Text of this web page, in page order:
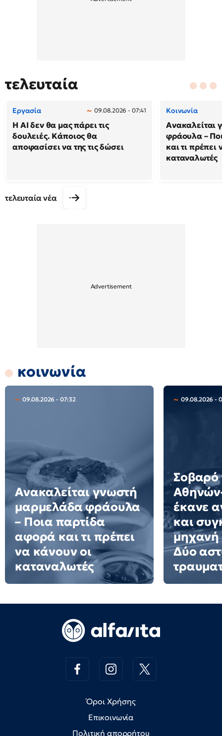
τελευταία
Εργασία 09.08.2026 - 07:41
Η AI δεν θα μας πάρει τις
δουλειές. Κάποιος θα
αποφασίσει να της τις δώσει
Κοινωνία
Ανακαλείται
φράουλα –
και τι πρέπει
καταναλωτές
τελευταία νέα
κοινωνία
09.08.2026 - 07:32
Ανακαλείται γνωστή
μαρμελάδα φράουλα
– Ποια παρτίδα
αφορά και τι πρέπει
να κάνουν οι
καταναλωτές
09.08.2026 -
Σοβαρό
έκανε
και
μηχανή
Δύο
Όροι Χρήσης
Επικοινωνία
Πολιτική απορρήτου